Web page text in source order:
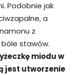
Podobnie jak
a
z
stawów.
miodu w
jest utworzenie